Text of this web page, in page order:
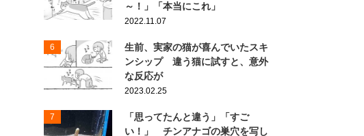
～！」「本当にこれ」
2022.11.07
6
生前、実家の猫が喜んでいたスキ
ンシップ 違う猫に試すと、意外
な反応が
2023.02.25
7
「思ってたんと違う」「すご
い！」 チンアナゴの巣穴を写し